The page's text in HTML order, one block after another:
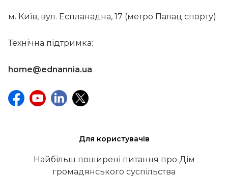
м. Київ, вул. Еспланадна, 17 (метро Палац спорту)
Технічна підтримка:
home@ednannia.ua
Для користувачів
Найбільш поширені питання про Дім
громадянського суспільства